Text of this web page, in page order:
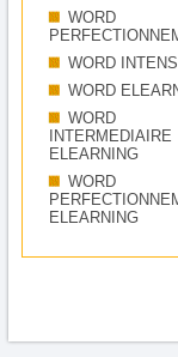
WORD
WORD
WORD
WORD
INTERMEDIAIRE
ELEARNING
WORD
ELEARNING